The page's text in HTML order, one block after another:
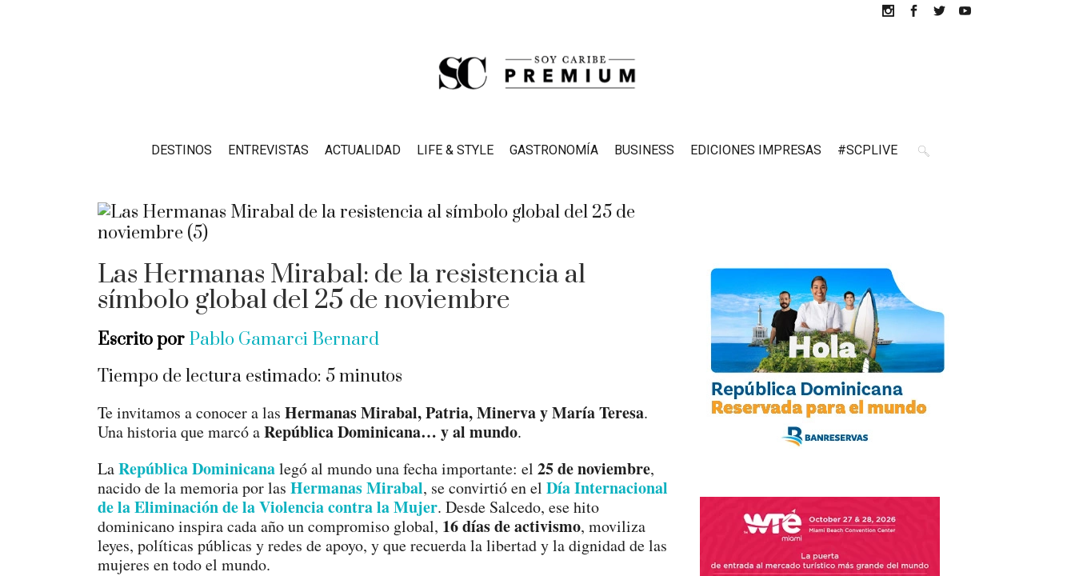
DESTINOS ENTREVISTAS ACTUALIDAD LIFE & STYLE GASTRONOMÍA BUSINESS EDICIONES IMPRESAS #SCPLIVE
Las Hermanas Mirabal: de la resistencia al
símbolo global del 25 de noviembre
Escrito por Pablo Gamarci Bernard
Tiempo de lectura estimado: 5minutos
Te invitamos a conocer a las Hermanas Mirabal, Patria, Minerva y María Teresa.
Una historia que marcó aRepública Dominicana… y al mundo.
LaRepública Dominicanalegó al mundo una fecha importante: el 25 de noviembre,
nacido de la memoria por las Hermanas Mirabal, se convirtió en el Día Internacional
de la Eliminación de la Violencia contra la Mujer. Desde Salcedo, ese hito
dominicano inspira cada año un compromiso global, 16 días de activismo, moviliza
leyes, políticas públicas y redes de apoyo, y que recuerda la libertad y la dignidad de las
mujeres en todo el mundo.